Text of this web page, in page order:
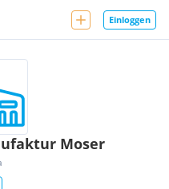
Einloggen
Moser